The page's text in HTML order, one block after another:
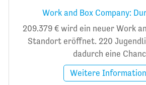
Work and Box Company:
209.379 € wird ein neuer Work
Standort eröffnet. 220
dadurch eine
Weitere